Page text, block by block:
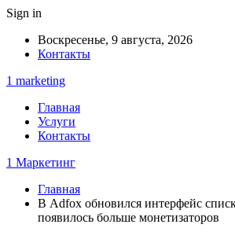
Sign in
Воскресенье, 9 августа, 2026
Контакты
1 marketing
Главная
Услуги
Контакты
1 Маркетинг
Главная
В Adfox обновился интерфейс
появилось больше монетизаторов